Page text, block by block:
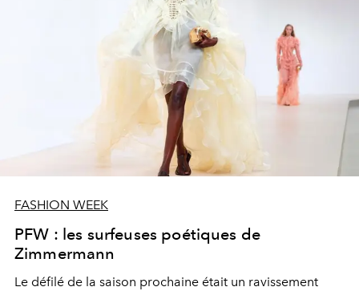
FASHION WEEK
PFW : les surfeuses poétiques de
Zimmermann
Le défilé de la saison prochaine était un ravissement